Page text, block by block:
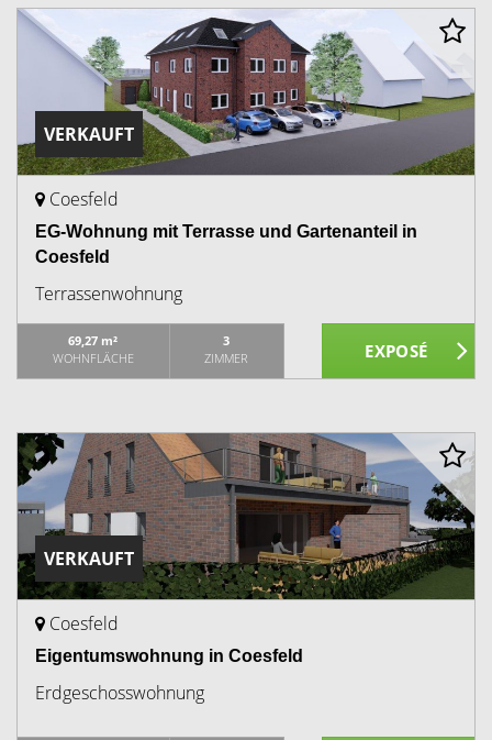
VERKAUFT
Coesfeld
EG-Wohnung mit Terrasse und Gartenanteil in
Coesfeld
Terrassenwohnung
69,27 m²
WOHNFLÄCHE
3
ZIMMER
VERKAUFT
Coesfeld
Eigentumswohnung in Coesfeld
Erdgeschosswohnung